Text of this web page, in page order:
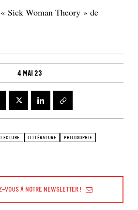
Sick Woman Theory » de
4 mai 23
LECTURE LITTÉRATURE
PHILOSOPHIE
vous à Notre Newsletter !